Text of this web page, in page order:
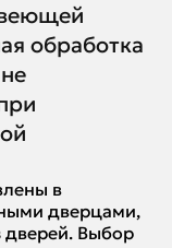
обработка
в
дверцами,
дверей. Выбор